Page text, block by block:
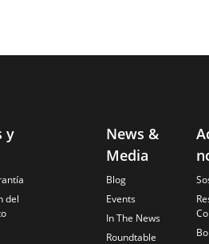
y
del
News &
Media
Blog
Events
In The News
Roundtable